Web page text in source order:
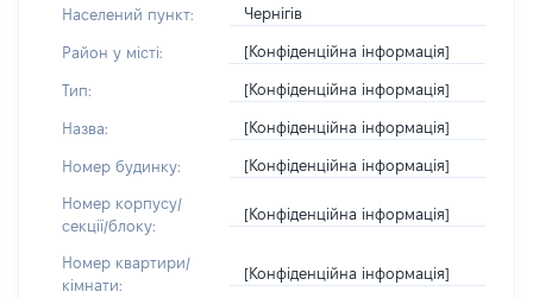
Населений пункт: Чернігів
Район у місті: [Конфіденційна інформація]
Тип: [Конфіденційна інформація]
Назва: [Конфіденційна інформація]
Номер будинку: [Конфіденційна інформація]
Номер корпусу/
секції/блоку:
[Конфіденційна інформація]
Номер квартири/
кімнати:
[Конфіденційна інформація]